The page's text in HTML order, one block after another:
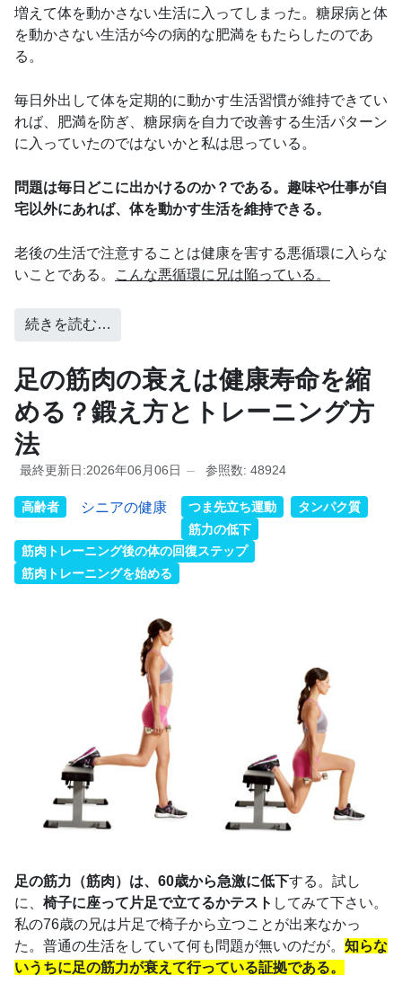
増えて体を動かさない生活に入ってしまった。糖尿病と体
を動かさない生活が今の病的な肥満をもたらしたのであ
る。
毎日外出して体を定期的に動かす生活習慣が維持できてい
れば、肥満を防ぎ、糖尿病を自力で改善する生活パターン
に入っていたのではないかと私は思っている。
問題は毎日どこに出かけるのか？である。趣味や仕事が自
宅以外にあれば、体を動かす生活を維持できる。
老後の生活で注意することは健康を害する悪循環に入らな
いことである。
こんな悪循環に兄は陥っている。
続きを読む…
足の筋肉の衰えは健康寿命を縮
める？鍛え方とトレーニング方
法
最終更新日:2026年06月06日 参照数: 48924
高齢者 シニアの健康 つま先立ち運動
タンパク質
筋力の低下
筋肉トレーニング後の体の回復ステップ
筋肉トレーニングを始める
足の筋力（筋肉）は、60歳から急激に低下する。試し
に、 椅子に座って片足で立てるかテスト してみて下さい。
私の76歳の兄は片足で椅子から立つことが出来なかっ
た。普通の生活をしていて何も問題が無いのだが。 知らな
いうちに足の筋力が衰えて行っている証拠である。